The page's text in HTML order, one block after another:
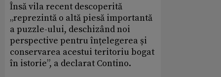
Însă vila recent descoperită
„reprezintă o altă piesă importantă
a puzzle-ului, deschizând noi
perspective pentru înțelegerea și
conservarea acestui teritoriu bogat
în istorie”, a declarat Contino.